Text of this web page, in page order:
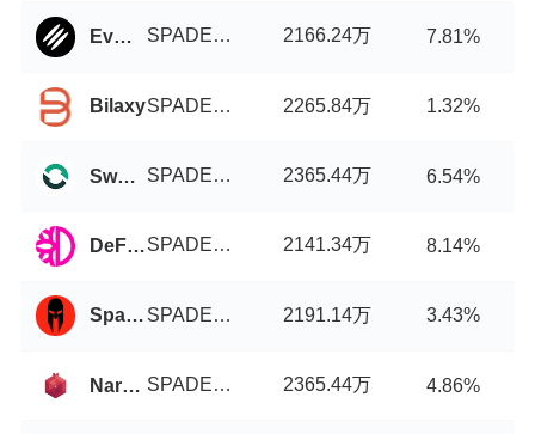
EvmoSwap SPADE币/USDT 2166.24万 7.81%
Bilaxy SPADE币/USDT 2265.84万 1.32%
Swop.Fi SPADE币/USDT 2365.44万 6.54%
DeFiChain DEX SPADE币/USDT 2141.34万 8.14%
Spartan Protocol SPADE币/USDT 2191.14万 3.43%
Narkasa SPADE币/USDT 2365.44万 4.86%